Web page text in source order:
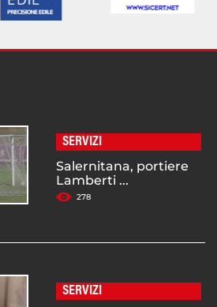
SERVIZI
Salernitana, portiere
Lamberti ...
278
SERVIZI